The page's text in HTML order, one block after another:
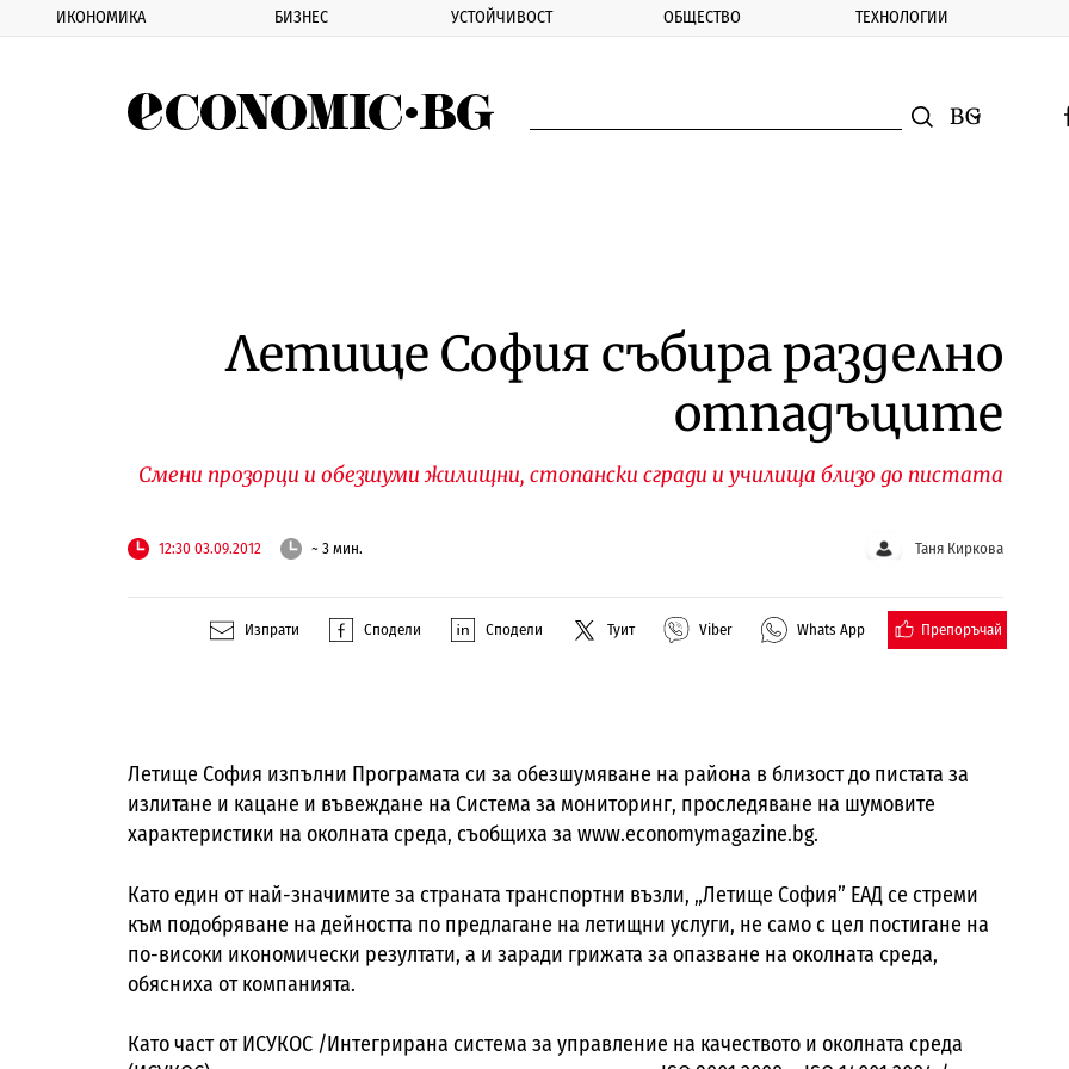
ИКОНОМИКА БИЗНЕС УСТОЙЧИВОСТ ОБЩЕСТВО ТЕХНОЛОГИИ
Смяна на
Летище София събира разделно
отпадъците
Смени прозорци и обезшуми жилищни, стопански сгради и училища близо до пистата
12:30 03.09.2012 ~ 3 мин. Таня Киркова
Изпрати Сподели Сподели Туит Viber Whats App Препоръчай
Летище София изпълни Програмата си за обезшумяване на района в близост до пистата за
излитане и кацане и въвеждане на Система за мониторинг, проследяване на шумовите
характеристики на околната среда, съобщиха за www.economymagazine.bg.
Като един от най-значимите за страната транспортни възли, „Летище София” ЕАД се стреми
към подобряване на дейността по предлагане на летищни услуги, не само с цел постигане на
по-високи икономически резултати, а и заради грижата за опазване на околната среда,
обясниха от компанията.
Като част от ИСУКОС /Интегрирана система за управление на качеството и околната среда